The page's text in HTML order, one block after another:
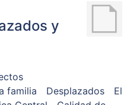
y
familia Desplazados
El